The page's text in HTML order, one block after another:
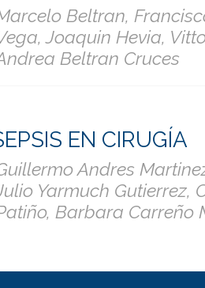
Beltran,
Joaquin Hevia,
Beltran Cruces
EN CIRUGÍA
Andres
Yarmuch Gutierrez,
Barbara Carreño